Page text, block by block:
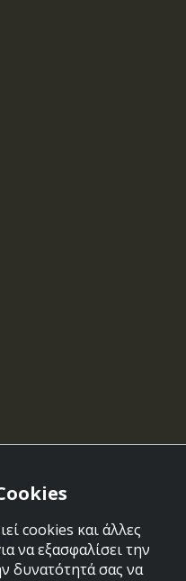
cookies και άλλες
να εξασφαλίσει την
δυνατότητά σας να